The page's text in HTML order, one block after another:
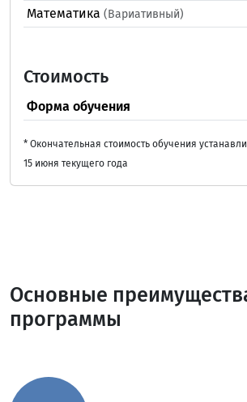
Математика (Вариативный)
Стоимость
Форма обучения
* Окончательная стоимость обучения
15 июня текущего года
Основные
программы